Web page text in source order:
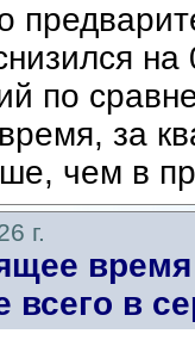
по
за
чем в
г.
всего в